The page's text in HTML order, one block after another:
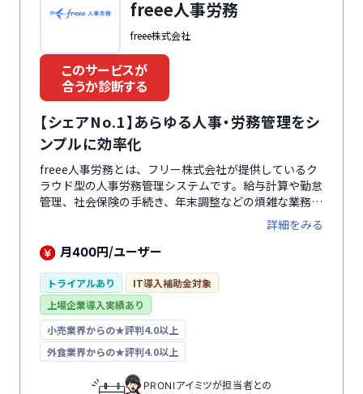
freee人事労務
freee株式会社
このサービスが
合うか診断する
【シェアNo.1】あらゆる人事・労務管理をシ
ンプルに効率化
freee人事労務とは、フリー株式会社が提供しているク
ラウド型の人事労務管理システムです。給与計算や勤怠
管理、社会保険の手続き、年末調整などの煩雑な業務を
一元管理でき、バックオフィス業務の負担を軽減しま
す。2017年には、経済産業省後援の「第2回HRテクノ
ロジー大賞」の労務・福利厚生サービス部門で優秀賞を
詳細をみる
月400円/ユーザー
トライアルあり
IT導入補助金対象
上場企業導入実績あり
小売業界からの★評判4.0以上
外食業界からの★評判4.0以上
PRONIアイミツが担当者との